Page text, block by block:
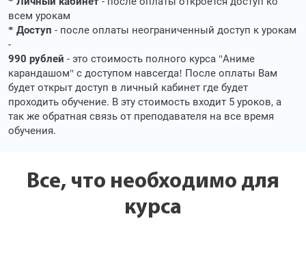
всем урокам
* Доступ - после оплаты неограниченный доступ к урокам
-
990 рублей - это стоимость полного курса "Аниме
карандашом" с доступом навсегда! После оплаты Вам
будет открыт доступ в личный кабинет где будет
проходить обучение. В эту стоимость входит 5 уроков, а
так же обратная связь от преподавателя на все время
обучения.
Все, что необходимо для
курса